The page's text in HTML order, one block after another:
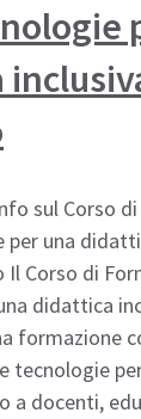
sul Corso di
una
Il Corso di
didattica
formazione
tecnologie
a docenti,